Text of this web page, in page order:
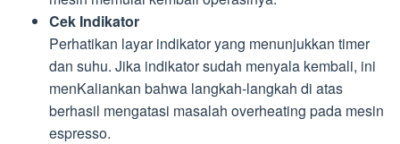
Cek Indikator
Perhatikan layar indikator yang menunjukkan timer
dan suhu. Jika indikator sudah menyala kembali, ini
menKaliankan bahwa langkah-langkah di atas
berhasil mengatasi masalah overheating pada mesin
espresso.